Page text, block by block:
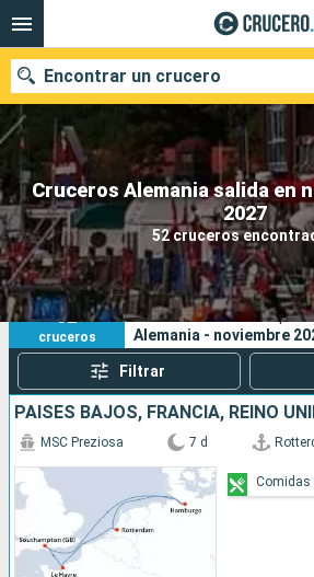
Cruceros Alemania salida en
2027
52 cruceros
Encontrar un crucero
Nuestros destinos
Fecha de salida
Puertos
52
cruceros
Sus criterios de
Alemania - noviembre
Filtrar
MSC Preziosa 7 d
Comidas